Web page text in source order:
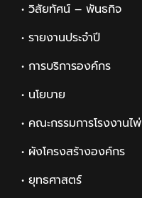
• วิสัยทัศน์ – พันธกิจ
• รายงานประจำปี
• การบริการองค์กร
• นโยบาย
• คณะกรรมการโรงงานไพ่
• ผังโครงสร้างองค์กร
• ยุทธศาสตร์